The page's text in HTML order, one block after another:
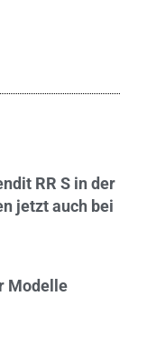
RR S in der
jetzt auch bei
Modelle